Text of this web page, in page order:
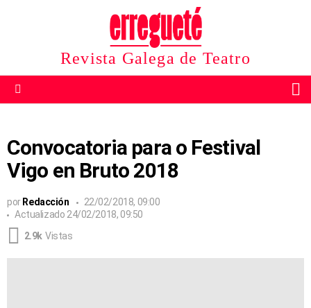
Revista Galega de Teatro
Convocatoria para o Festival
Vigo en Bruto 2018
por Redacción
22/02/2018, 09:00
Actualizado 24/02/2018, 09:50
2.9k Vistas